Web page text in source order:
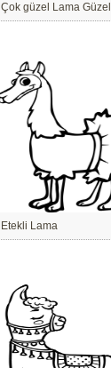
Çok güzel Lama Güzel
Etekli Lama